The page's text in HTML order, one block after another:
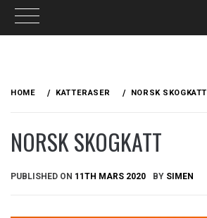
HOME KATTERASER NORSK SKOGKATT
NORSK SKOGKATT
PUBLISHED ON 11TH MARS 2020 BY SIMEN